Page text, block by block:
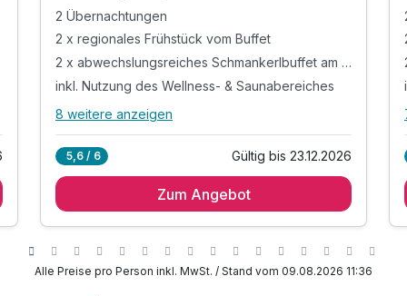
2 Übernachtungen
2 x regionales Frühstück vom Buffet
2 x abwechslungsreiches Schmankerlbuffet am Abend
inkl. Nutzung des Wellness- & Saunabereiches
Alle Inklusivleistungen
2 x regionales Frühstück vom Buffet
8 weitere anzeigen
5,6 / 6 Gültig bis 23.12.2026
Zum Angebot
Alle Preise pro Person inkl. MwSt. / Stand vom 09.08.2026 11:36